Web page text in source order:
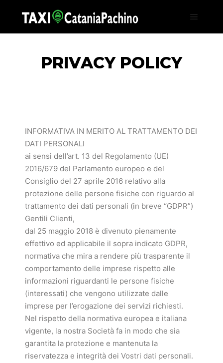
PRIVACY POLICY
INFORMATIVA IN MERITO AL TRATTAMENTO DEI
DATI PERSONALI
ai sensi dell’art. 13 del Regolamento (UE)
2016/679 del Parlamento europeo e del
Consiglio del 27 aprile 2016 relativo alla
protezione delle persone fisiche con riguardo al
trattamento dei dati personali (in breve “GDPR”)
Gentili Clienti,
dal 25 maggio 2018 è divenuto pienamente
effettivo ed applicabile il sopra indicato GDPR,
normativa che mira a rendere più trasparente il
comportamento delle imprese rispetto alle
informazioni riguardanti le persone fisiche
(interessati) che vengono utilizzate dalle
imprese per l’erogazione dei servizi richiesti.
Nel rispetto della normativa europea e italiana
vigente, la nostra Società fa in modo che sia
garantita la protezione e mantenuta la
riservatezza e integrità dei Vostri dati personali.